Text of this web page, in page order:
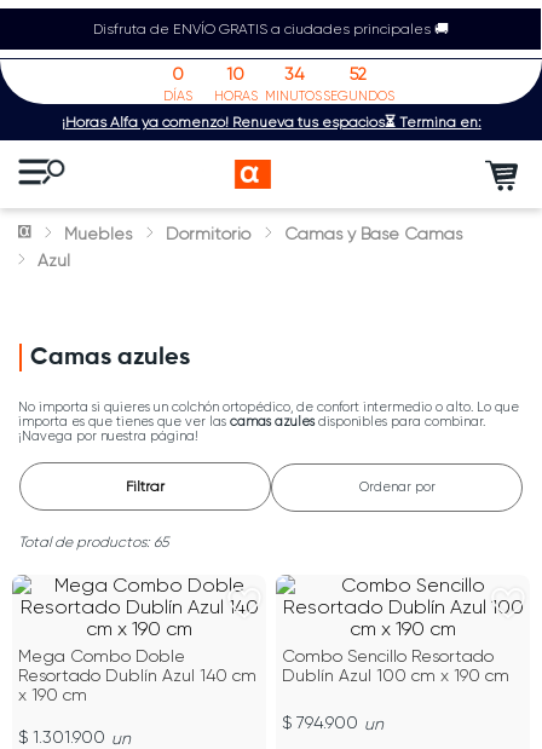
Disfruta de ENVÍO GRATIS a ciudades principales 🚚
¡Horas Alfa ya comenzó! Renueva tus espacios⏳ Termina en:
0
DÍAS
10
HORAS
34
MINUTOS
52
SEGUNDOS
Muebles Dormitorio
Camas y Base Camas
Azul
Camas azules
No importa si quieres un colchón ortopédico, de confort intermedio o alto. Lo que
importa es que tienes que ver las camas azulesdisponibles para combinar.
¡Navega por nuestra página!
Filtrar Ordenar por
65
Mega Combo Doble
Resortado Dublín Azul 140 cm
x 190 cm
$ 1.301.900 un
Combo Sencillo Resortado
Dublín Azul 100 cm x 190 cm
$ 794.900 un